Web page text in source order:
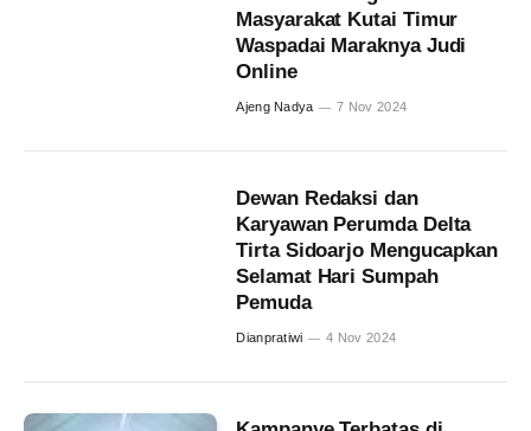
Masyarakat Kutai Timur
Waspadai Maraknya Judi
Online
Ajeng Nadya 7 Nov 2024
Dewan Redaksi dan
Karyawan Perumda Delta
Tirta Sidoarjo Mengucapkan
Selamat Hari Sumpah
Pemuda
Dianpratiwi 4 Nov 2024